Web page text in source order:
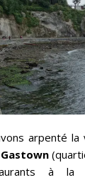
arpenté
Gastown
à la